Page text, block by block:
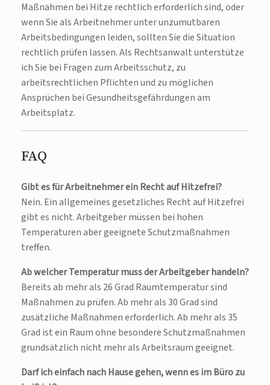
Maßnahmen bei Hitze rechtlich erforderlich sind, oder
wenn Sie als Arbeitnehmer unter unzumutbaren
Arbeitsbedingungen leiden, sollten Sie die Situation
rechtlich prüfen lassen. Als Rechtsanwalt unterstütze
ich Sie bei Fragen zum Arbeitsschutz, zu
arbeitsrechtlichen Pflichten und zu möglichen
Ansprüchen bei Gesundheitsgefährdungen am
Arbeitsplatz.
FAQ
Gibt es für Arbeitnehmer ein Recht auf Hitzefrei?
Nein. Ein allgemeines gesetzliches Recht auf Hitzefrei
gibt es nicht. Arbeitgeber müssen bei hohen
Temperaturen aber geeignete Schutzmaßnahmen
treffen.
Ab welcher Temperatur muss der Arbeitgeber handeln?
Bereits ab mehr als 26 Grad Raumtemperatur sind
Maßnahmen zu prüfen. Ab mehr als 30 Grad sind
zusätzliche Maßnahmen erforderlich. Ab mehr als 35
Grad ist ein Raum ohne besondere Schutzmaßnahmen
grundsätzlich nicht mehr als Arbeitsraum geeignet.
Darf ich einfach nach Hause gehen, wenn es im Büro zu